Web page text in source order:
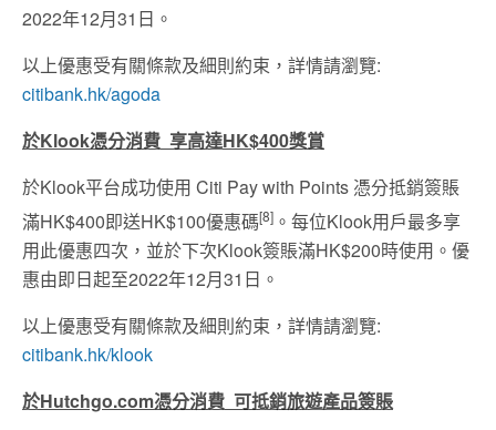
2022年12月31日。
以上優惠受有關條款及細則約束，詳情請瀏覽:
citibank.hk/agoda
於Klook憑分消費 享高達HK$400獎賞
於Klook平台成功使用 Citi Pay with Points 憑分抵銷簽賬
滿HK$400即送HK$100優惠碼[8] 。每位Klook用戶最多享
用此優惠四次，並於下次Klook簽賬滿HK$200時使用。優
惠由即日起至2022年12月31日。
以上優惠受有關條款及細則約束，詳情請瀏覽:
citibank.hk/klook
於Hutchgo.com憑分消費 可抵銷旅遊產品簽賬